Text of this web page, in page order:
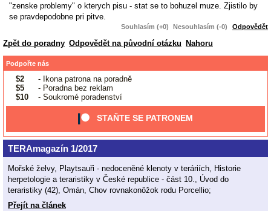
"zenske problemy" o kterych pisu - stat se to bohuzel muze. Zjistilo by
se pravdepodobne pri pitve.
Souhlasím (+0) Nesouhlasím (-0) Odpovědět
Zpět do poradny Odpovědět na původní otázku Nahoru
Podpořte nás
$2
- Ikona patrona na poradně
$5
- Poradna bez reklam
$10
- Soukromé poradenství
STAŇTE SE PATRONEM
TERAmagazín 1/2017
Mořské želvy, Playtsauři - nedoceněné klenoty v teráriích, Historie
herpetologie a teraristiky v České republice - část 10., Úvod do
teraristiky (42), Omán, Chov rovnakonôžok rodu Porcellio;
Přejít na článek